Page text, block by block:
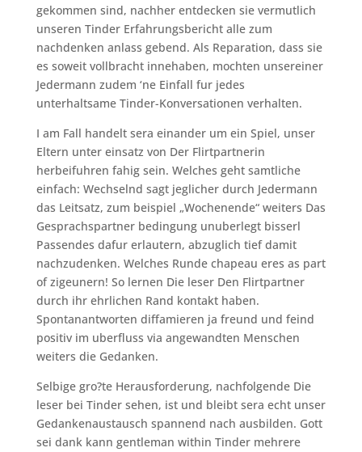
gekommen sind, nachher entdecken sie vermutlich
unseren Tinder Erfahrungsbericht alle zum
nachdenken anlass gebend. Als Reparation, dass sie
es soweit vollbracht innehaben, mochten unsereiner
Jedermann zudem ‘ne Einfall fur jedes
unterhaltsame Tinder-Konversationen verhalten.
I am Fall handelt sera einander um ein Spiel, unser
Eltern unter einsatz von Der Flirtpartnerin
herbeifuhren fahig sein. Welches geht samtliche
einfach: Wechselnd sagt jeglicher durch Jedermann
das Leitsatz, zum beispiel „Wochenende“ weiters Das
Gesprachspartner bedingung unuberlegt bisserl
Passendes dafur erlautern, abzuglich tief damit
nachzudenken. Welches Runde chapeau eres as part
of zigeunern! So lernen Die leser Den Flirtpartner
durch ihr ehrlichen Rand kontakt haben.
Spontanantworten diffamieren ja freund und feind
positiv im uberfluss via angewandten Menschen
weiters die Gedanken.
Selbige gro?te Herausforderung, nachfolgende Die
leser bei Tinder sehen, ist und bleibt sera echt unser
Gedankenaustausch spannend nach ausbilden. Gott
sei dank kann gentleman within Tinder mehrere